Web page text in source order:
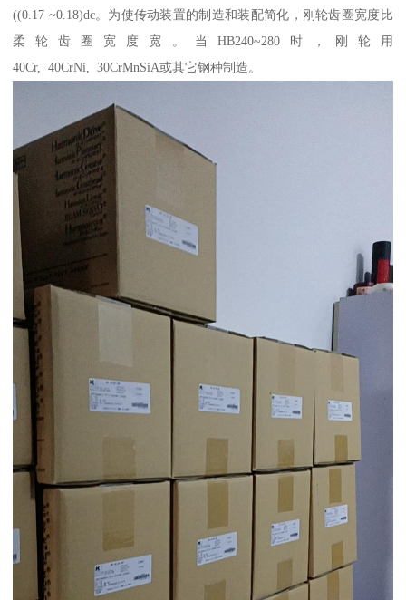
((0.17 ~0.18)dc。为使传动装置的制造和装配简化，刚轮齿圈宽度比
柔轮齿圈宽度宽。当HB240~280时，刚轮用
40Cr, 40CrNi, 30CrMnSiA或其它钢种制造。